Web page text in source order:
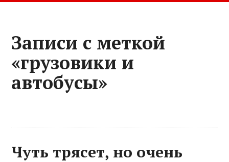
Записи с меткой
«грузовики и
автобусы»
Чуть трясет, но очень